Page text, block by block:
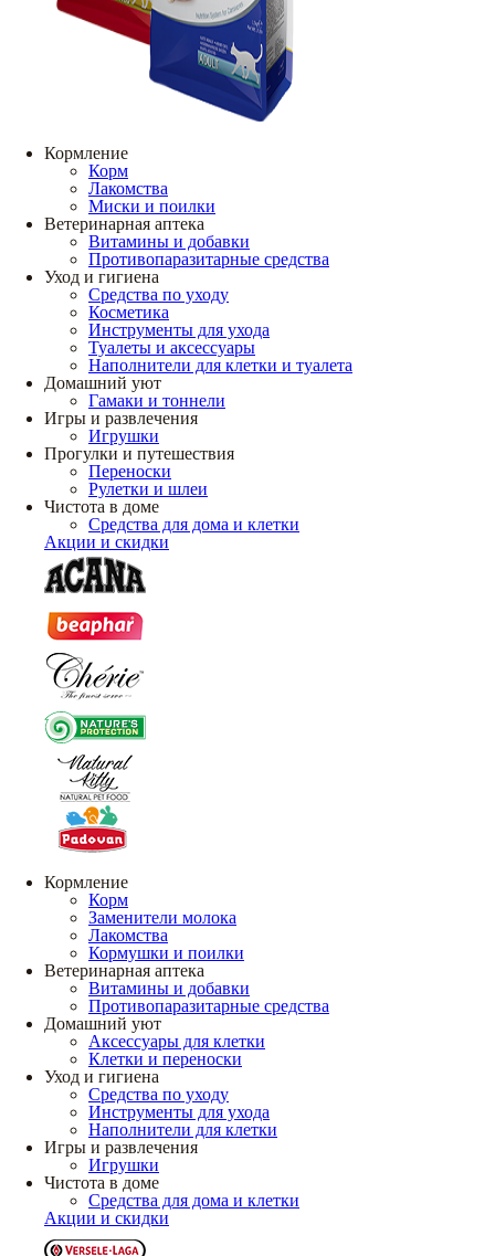
Кормление
Корм
Лакомства
Миски и поилки
Ветеринарная аптека
Витамины и добавки
Противопаразитарные средства
Уход и гигиена
Средства по уходу
Косметика
Инструменты для ухода
Туалеты и аксессуары
Наполнители для клетки и туалета
Домашний уют
Гамаки и тоннели
Игры и развлечения
Игрушки
Прогулки и путешествия
Переноски
Рулетки и шлеи
Чистота в доме
Средства для дома и клетки
Акции и скидки
Кормление
Корм
Заменители молока
Лакомства
Кормушки и поилки
Ветеринарная аптека
Витамины и добавки
Противопаразитарные средства
Домашний уют
Аксессуары для клетки
Клетки и переноски
Уход и гигиена
Средства по уходу
Инструменты для ухода
Наполнители для клетки
Игры и развлечения
Игрушки
Чистота в доме
Средства для дома и клетки
Акции и скидки